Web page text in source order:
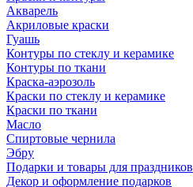
Акварель
Акриловые краски
Гуашь
Контуры по стеклу и керамике
Контуры по ткани
Краска-аэрозоль
Краски по стеклу и керамике
Краски по ткани
Масло
Спиртовые чернила
Эбру
Подарки и товары для праздников
Декор и оформление подарков